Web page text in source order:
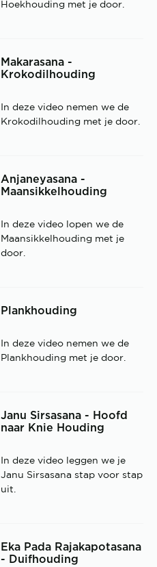
Hoekhouding met je door.
Makarasana -
Krokodilhouding
In deze video nemen we de
Krokodilhouding met je door.
Anjaneyasana -
Maansikkelhouding
In deze video lopen we de
Maansikkelhouding met je
door.
Plankhouding
In deze video nemen we de
Plankhouding met je door.
Janu Sirsasana - Hoofd
naar Knie Houding
In deze video leggen we je
Janu Sirsasana stap voor stap
uit.
Eka Pada Rajakapotasana
- Duifhouding